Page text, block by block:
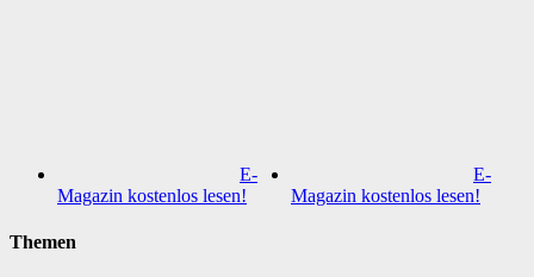
E-
Magazin kostenlos lesen!
E-
Magazin kostenlos lesen!
Themen